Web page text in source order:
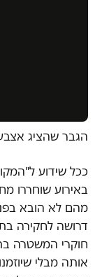
הגבר שהציג
ככל שידוע
באירוע שוחררו
מהם לא הובא
דרושה לחקירה
חוקרי המשטרה
אותה מבלי